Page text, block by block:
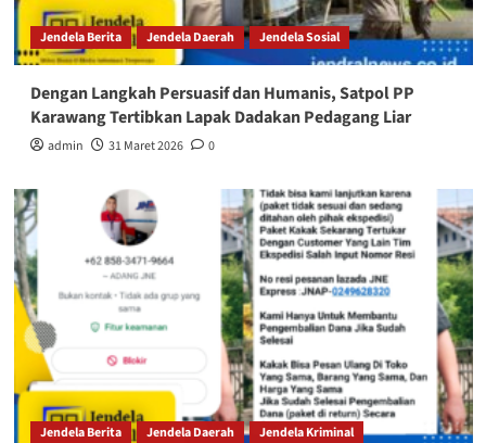
Jendela Berita Jendela Daerah Jendela Sosial
Dengan Langkah Persuasif dan Humanis, Satpol PP
Karawang Tertibkan Lapak Dadakan Pedagang Liar
admin 31 Maret 2026 0
Jendela Berita Jendela Daerah Jendela Kriminal